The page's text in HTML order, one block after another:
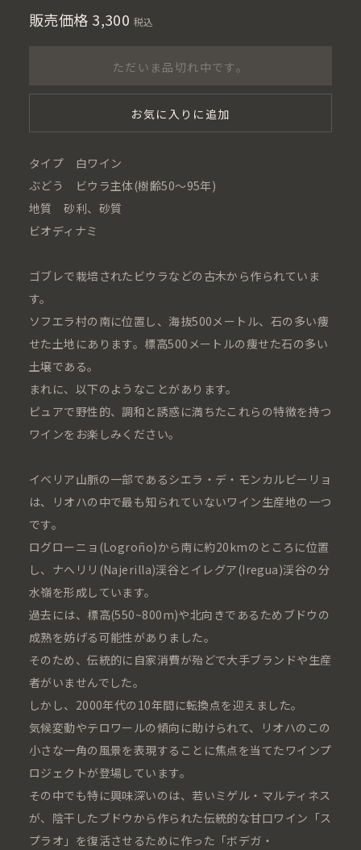
販売価格 3,300 税込
ただいま品切れ中です。
お気に入りに追加
タイプ 白ワイン
ぶどう ビウラ主体(樹齢50〜95年)
地質 砂利、砂質
ビオディナミ
ゴブレで栽培されたビウラなどの古木から作られていま
す。
ソフエラ村の南に位置し、海抜500メートル、石の多い痩
せた土地にあります。標高500メートルの痩せた石の多い
土壌である。
まれに、以下のようなことがあります。
ピュアで野性的、調和と誘惑に満ちたこれらの特徴を持つ
ワインをお楽しみください。
イベリア山脈の一部であるシエラ・デ・モンカルビーリョ
は、リオハの中で最も知られていないワイン生産地の一つ
です。
ログローニョ(Logroño)から南に約20kmのところに位置
し、ナへリリ(Najerilla)渓谷とイレグア(Iregua)渓谷の分
水嶺を形成しています。
過去には、標高(550~800m)や北向きであるためブドウの
成熟を妨げる可能性がありました。
そのため、伝統的に自家消費が殆どで大手ブランドや生産
者がいませんでした。
しかし、2000年代の10年間に転換点を迎えました。
気候変動やテロワールの傾向に助けられて、リオハのこの
小さな一角の風景を表現することに焦点を当てたワインプ
ロジェクトが登場しています。
その中でも特に興味深いのは、若いミゲル・マルティネス
が、陰干したブドウから作られた伝統的な甘口ワイン「ス
プラオ」を復活させるために作った「ボデガ・